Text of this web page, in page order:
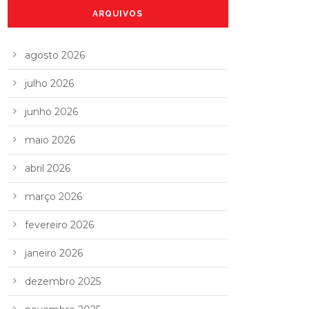
ARQUIVOS
agosto 2026
julho 2026
junho 2026
maio 2026
abril 2026
março 2026
fevereiro 2026
janeiro 2026
dezembro 2025